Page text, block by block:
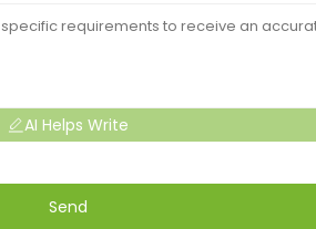
AI Helps Write
Send